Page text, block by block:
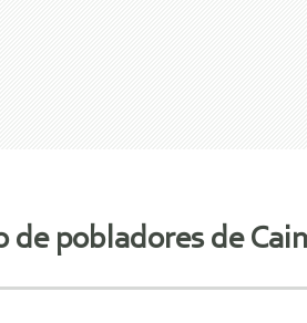
pobladores de